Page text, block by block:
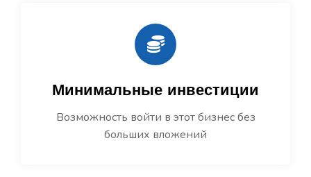
Минимальные инвестиции
Возможность войти в этот бизнес без
больших вложений